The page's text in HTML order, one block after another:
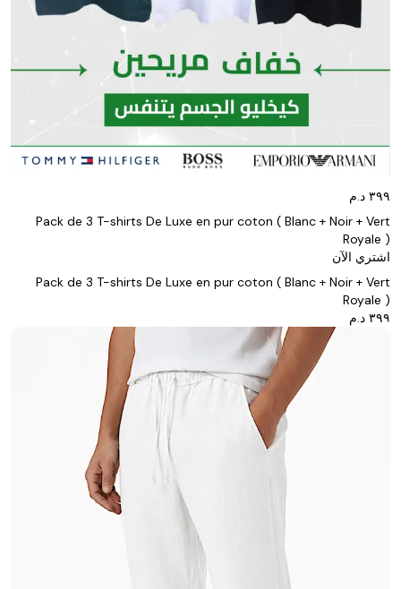
Pack de 3 T-shirts De Luxe en pur coton ( Blanc + Noir + Vert
Royale )
اشتري الآن
Pack de 3 T-shirts De Luxe en pur coton ( Blanc + Noir + Vert
Royale )